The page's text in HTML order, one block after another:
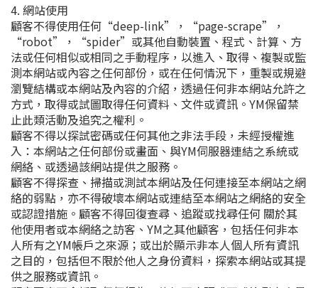
4. 網站使用
顧客不得使用任何“deep-link”，“page-scrape”，
“robot”，“spider”或其他自動裝置、程式、計算、方
法或任何相似或相同之手動程序，以進入、取得、複製或監
測本網站或內容之任何部份，或在任何情況下，重製或規避
瀏覽結構或本網站及內容的介紹，透過任何非本網站允許之
方式，取得或試圖取得任何資料、文件或資訊。YM保留禁
止此類活動及追究之權利。
顧客不得以探試密碼或任何其他之非法手段，未經授權進
入：本網站之任何部份或畫面、與YM伺服器連結之系統或
網絡、或透過該網站提供之服務。
顧客不得探查、掃描或測試本網站及任何連接至本網站之網
絡的弱點，亦不得破壞本網站或連結至本網站之網絡的安全
或認證措施。顧客不得回復查尋、追蹤或找尋任何 關於其
他使用者或本網絡之訪客、YM之其他顧客，包括任何非本
人所有之YM帳戶之來源；或出於顯示非本人個人所有資訊
之目的，包括但不限於他人之身份資料，探索本網站或其提
供之服務或資訊。